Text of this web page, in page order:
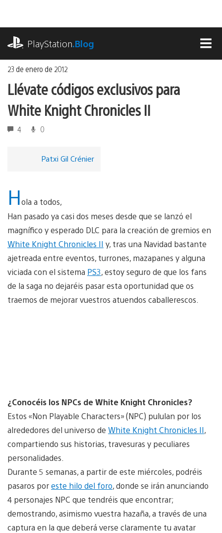
contenido
PlayStation.Blog
23 de enero de 2012
Llévate códigos exclusivos para
White Knight Chronicles II
4 0
Patxi Gil Crénier
Hola a todos,
Han pasado ya casi dos meses desde que se lanzó el
magnífico y esperado DLC para la creación de gremios en
White Knight Chronicles II y, tras una Navidad bastante
ajetreada entre eventos, turrones, mazapanes y alguna
viciada con el sistema PS3, estoy seguro de que los fans
de la saga no dejaréis pasar esta oportunidad que os
traemos de mejorar vuestros atuendos caballerescos.
¿Conocéis los NPCs de White Knight Chronicles?
Estos «Non Playable Characters» (NPC) pululan por los
alrededores del universo de White Knight Chronicles II,
compartiendo sus historias, travesuras y peculiares
personalidades.
Durante 5 semanas, a partir de este miércoles, podréis
pasaros poreste hilo del foro, donde se irán anunciando
4 personajes NPC que tendréis que encontrar;
demostrando, asimismo vuestra hazaña, a través de una
captura en la que deberá verse claramente tu avatar